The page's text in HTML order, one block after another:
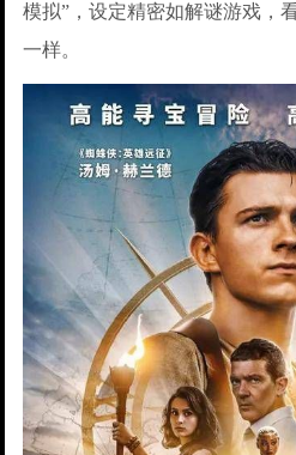
模拟”，设定精密如解谜游戏，
一样。